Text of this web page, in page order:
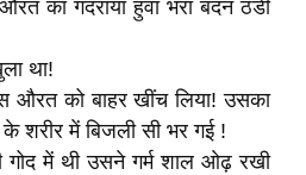
का गदराया हुवा भरा बदन ठंडी
था!
औरत को बाहर खींच लिया! उसका
शरीर में बिजली सी भर गई !
में थी उसने गर्म शाल ओढ़ रखी